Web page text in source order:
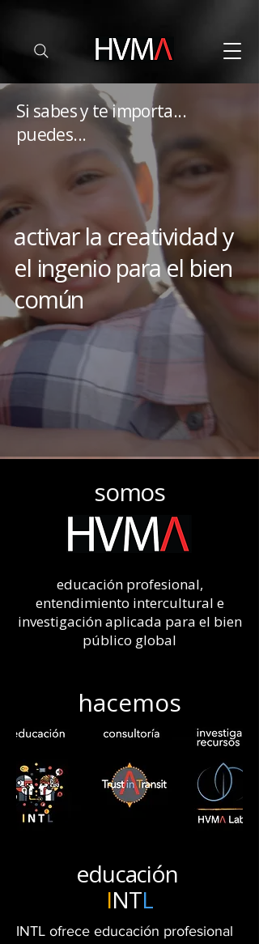
Si sabes y te importa...
puedes...
activar la creatividad y
el ingenio para el bien
común
somos
educación profesional,
entendimiento intercultural e
investigación aplicada para el bien
público global
hacemos
educación
INTL
INTL ofrece educación profesional